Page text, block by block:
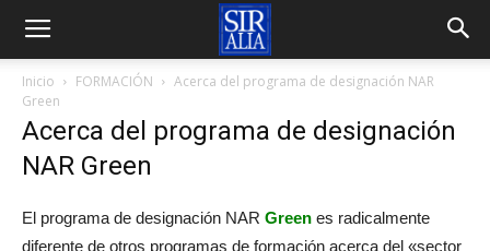
Inicio FORMACIÓN
Acerca del programa de designación NAR
Green
Acerca del programa de designación
NAR Green
El programa de designación NAR Green es radicalmente
diferente de otros programas de formación acerca del «sector